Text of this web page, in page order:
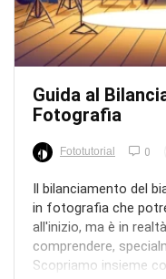
Guida al
Fotografia
Fototutorial 0
Il bilanciamento del
in fotografia che
all'inizio, ma è in
comprendere,
Scopriamo insieme